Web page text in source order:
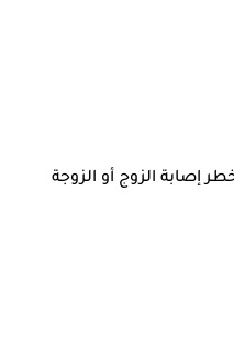
إصابة الزوج أو الزوجة